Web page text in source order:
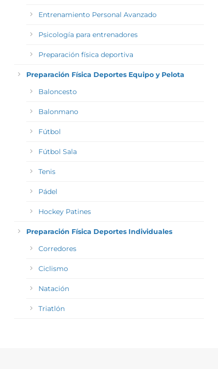
Entrenamiento Personal Avanzado
Psicología para entrenadores
Preparación física deportiva
Preparación Física Deportes Equipo y Pelota
Baloncesto
Balonmano
Fútbol
Fútbol Sala
Tenis
Pádel
Hockey Patines
Preparación Física Deportes Individuales
Corredores
Ciclismo
Natación
Triatlón